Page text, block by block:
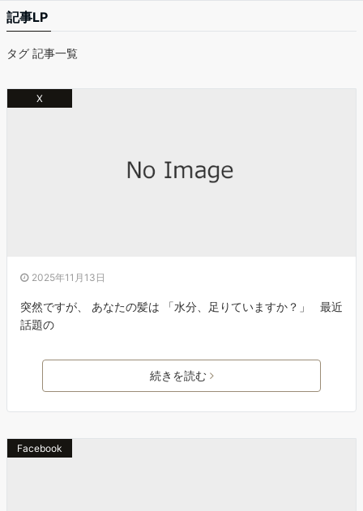
記事LP
タグ 記事一覧
X
2025年11月13日
突然ですが、 あなたの髪は 「水分、足りていますか？」 最近
話題の
続きを読む
Facebook